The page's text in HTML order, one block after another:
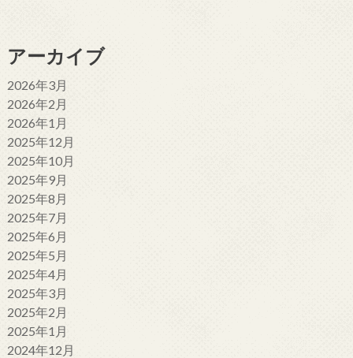
アーカイブ
2026年3月
2026年2月
2026年1月
2025年12月
2025年10月
2025年9月
2025年8月
2025年7月
2025年6月
2025年5月
2025年4月
2025年3月
2025年2月
2025年1月
2024年12月